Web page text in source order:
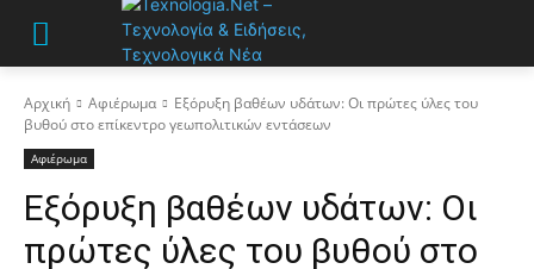
Αρχική Αφιέρωμα
Εξόρυξη βαθέων υδάτων: Οι πρώτες ύλες του
βυθού στο επίκεντρο γεωπολιτικών εντάσεων
Αφιέρωμα
Εξόρυξη βαθέων υδάτων: Οι
πρώτες ύλες του βυθού στο